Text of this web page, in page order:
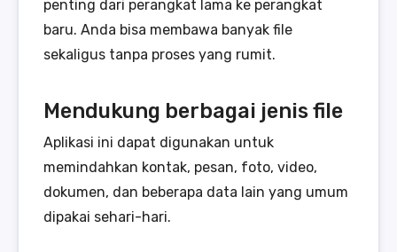
penting dari perangkat lama ke perangkat
baru. Anda bisa membawa banyak file
sekaligus tanpa proses yang rumit.
Mendukung berbagai jenis file
Aplikasi ini dapat digunakan untuk
memindahkan kontak, pesan, foto, video,
dokumen, dan beberapa data lain yang umum
dipakai sehari-hari.